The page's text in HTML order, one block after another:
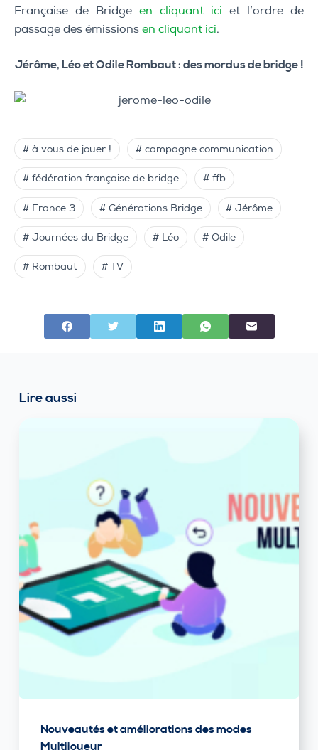
Française de Bridge en cliquant ici et l’ordre de
passage des émissions en cliquant ici.
Jérôme, Léo et Odile Rombaut : des mordus de bridge !
# à vous de jouer ! # campagne communication
# fédération française de bridge # ffb
# France 3 # Générations Bridge # Jérôme
# Journées du Bridge # Léo # Odile
# Rombaut # TV
Lire aussi
Nouveautés et améliorations des modes
Multijoueur